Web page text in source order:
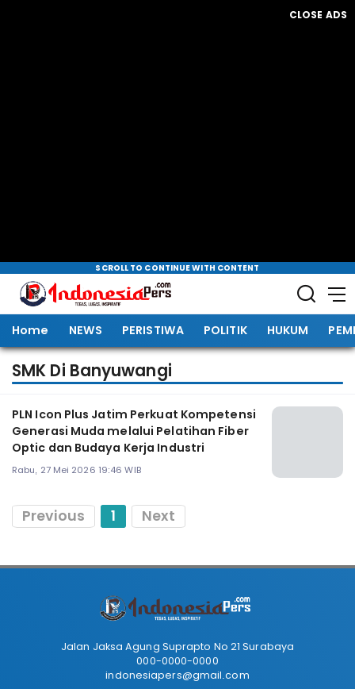
CLOSE ADS
SCROLL TO CONTINUE WITH CONTENT
Home NEWS PERISTIWA POLITIK HUKUM
SMK Di Banyuwangi
PLN Icon Plus Jatim Perkuat Kompetensi
Generasi Muda melalui Pelatihan Fiber
Optic dan Budaya Kerja Industri
Rabu, 27 Mei 2026 19:46 WIB
Previous 1 Next
Jalan Jaksa Agung Suprapto No 21 Surabaya
000-0000-0000
indonesiapers@gmail.com